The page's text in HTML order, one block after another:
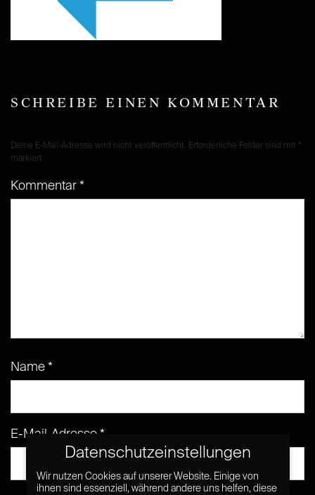
SCHREIBE EINEN KOMMENTAR
Deine E-Mail-Adresse wird nicht veröffentlicht. Erforderliche Felder sind mit *
markiert
Kommentar *
Name *
E-Mail-Adresse *
Datenschutzeinstellungen
Wir nutzen Cookies auf unserer Website. Einige von
ihnen sind essenziell, während andere uns helfen, diese